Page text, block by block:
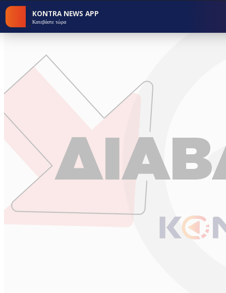
KONTRA NEWS APP
Κατεβάστε τώρα